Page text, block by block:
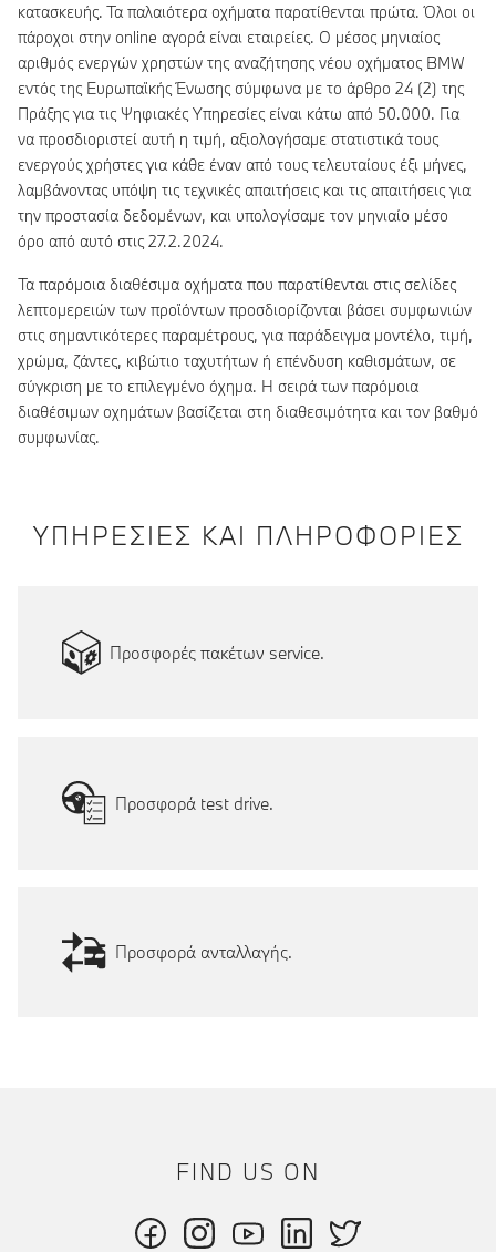
κατασκευής. Τα παλαιότερα οχήματα παρατίθενται πρώτα. Όλοι οι
πάροχοι στην online αγορά είναι εταιρείες. Ο μέσος μηνιαίος
αριθμός ενεργών χρηστών της αναζήτησης νέου οχήματος BMW
εντός της Ευρωπαϊκής Ένωσης σύμφωνα με το άρθρο 24 (2) της
Πράξης για τις Ψηφιακές Υπηρεσίες είναι κάτω από 50.000. Για
να προσδιοριστεί αυτή η τιμή, αξιολογήσαμε στατιστικά τους
ενεργούς χρήστες για κάθε έναν από τους τελευταίους έξι μήνες,
λαμβάνοντας υπόψη τις τεχνικές απαιτήσεις και τις απαιτήσεις για
την προστασία δεδομένων, και υπολογίσαμε τον μηνιαίο μέσο
όρο από αυτό στις 27.2.2024.
Τα παρόμοια διαθέσιμα οχήματα που παρατίθενται στις σελίδες
λεπτομερειών των προϊόντων προσδιορίζονται βάσει συμφωνιών
στις σημαντικότερες παραμέτρους, για παράδειγμα μοντέλο, τιμή,
χρώμα, ζάντες, κιβώτιο ταχυτήτων ή επένδυση καθισμάτων, σε
σύγκριση με το επιλεγμένο όχημα. Η σειρά των παρόμοια
διαθέσιμων οχημάτων βασίζεται στη διαθεσιμότητα και τον βαθμό
συμφωνίας.
ΥΠΗΡΕΣΙΕΣ ΚΑΙ ΠΛΗΡΟΦΟΡΙΕΣ
Προσφορές πακέτων service.
Προσφορά test drive.
Προσφορά ανταλλαγής.
FIND US ON